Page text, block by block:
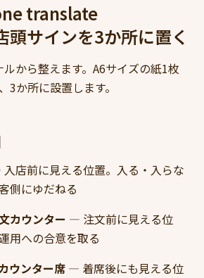
translate
サインを3か所に置く
から整えます。A6サイズの紙1枚
3か所に設置します。
店前に見える位置。入る・入らな
側にゆだねる
カウンター — 注文前に見える位
用への合意を取る
ウンター席 — 着席後にも見える位